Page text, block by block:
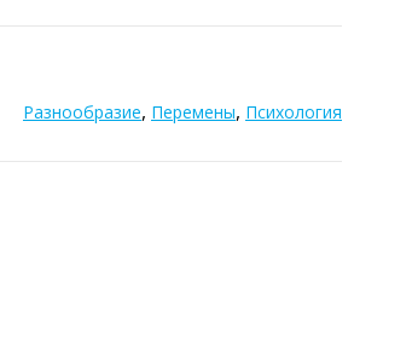
Разнообразие, Перемены, Психология